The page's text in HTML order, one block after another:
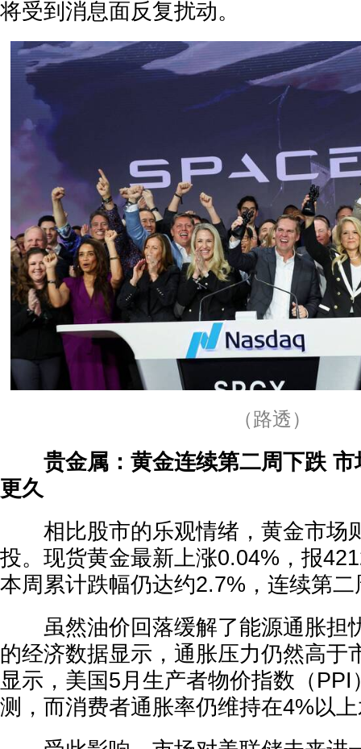
将受到消息面反复扰动。
（路透）
贵金属：黄金连续第二周下跌
更久
相比股市的乐观情绪，黄金市场
投。现货黄金最新上涨0.04%，报
本周累计跌幅仍达约2.7%，连续第二
虽然油价回落缓解了能源通胀担
的经济数据显示，通胀压力仍然高于
显示，美国5月生产者物价指数（
测，而消费者通胀率仍维持在4%以